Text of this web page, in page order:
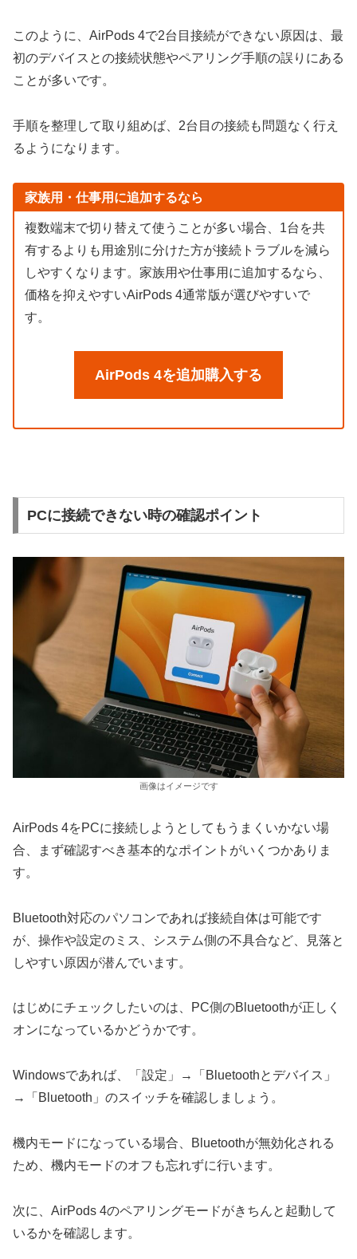
このように、AirPods 4で2台目接続ができない原因は、最
初のデバイスとの接続状態やペアリング手順の誤りにある
ことが多いです。
手順を整理して取り組めば、2台目の接続も問題なく行え
るようになります。
家族用・仕事用に追加するなら
複数端末で切り替えて使うことが多い場合、1台を共
有するよりも用途別に分けた方が接続トラブルを減ら
しやすくなります。家族用や仕事用に追加するなら、
価格を抑えやすいAirPods 4通常版が選びやすいで
す。
AirPods 4を追加購入する
PCに接続できない時の確認ポイント
画像はイメージです
AirPods 4をPCに接続しようとしてもうまくいかない場
合、まず確認すべき基本的なポイントがいくつかありま
す。
Bluetooth対応のパソコンであれば接続自体は可能です
が、操作や設定のミス、システム側の不具合など、見落と
しやすい原因が潜んでいます。
はじめにチェックしたいのは、PC側のBluetoothが正しく
オンになっているかどうかです。
Windowsであれば、「設定」→「Bluetoothとデバイス」
→「Bluetooth」のスイッチを確認しましょう。
機内モードになっている場合、Bluetoothが無効化される
ため、機内モードのオフも忘れずに行います。
次に、AirPods 4のペアリングモードがきちんと起動して
いるかを確認します。